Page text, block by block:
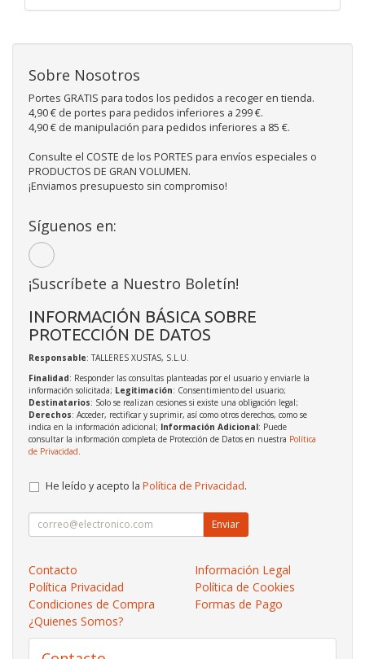
Sobre Nosotros
Portes GRATIS para todos los pedidos a recoger en tienda.
4,90 € de portes para pedidos inferiores a 299 €.
4,90 € de manipulación para pedidos inferiores a 85 €.
Consulte el COSTE de los PORTES para envíos especiales o
PRODUCTOS DE GRAN VOLUMEN.
¡Enviamos presupuesto sin compromiso!
Síguenos en:
¡Suscríbete a Nuestro Boletín!
INFORMACIÓN BÁSICA SOBRE
PROTECCIÓN DE DATOS
Responsable: TALLERES XUSTAS, S.L.U.
Finalidad: Responder las consultas planteadas por el usuario y enviarle la
información solicitada; Legitimación: Consentimiento del usuario;
Destinatarios: Solo se realizan cesiones si existe una obligación legal;
Derechos: Acceder, rectificar y suprimir, así como otros derechos, como se
indica en la información adicional; Información Adicional: Puede
consultar la información completa de Protección de Datos en nuestra Política
de Privacidad
He leído y acepto la Política de Privacidad.
Enviar
Contacto
Información Legal
Política Privacidad
Política de Cookies
Condiciones de Compra
Formas de Pago
¿Quienes Somos?